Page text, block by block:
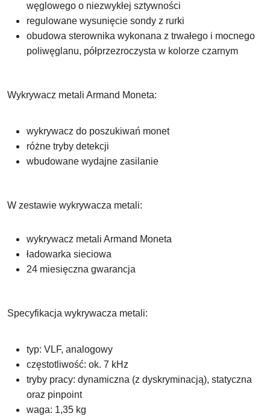
węglowego o niezwykłej sztywności
regulowane wysunięcie sondy z rurki
obudowa sterownika wykonana z trwałego i mocnego
poliwęglanu, półprzezroczysta w kolorze czarnym
Wykrywacz metali Armand Moneta:
wykrywacz do poszukiwań monet
różne tryby detekcji
wbudowane wydajne zasilanie
W zestawie wykrywacza metali:
wykrywacz metali Armand Moneta
ładowarka sieciowa
24 miesięczna gwarancja
Specyfikacja wykrywacza metali:
typ: VLF, analogowy
częstotliwość: ok. 7 kHz
tryby pracy: dynamiczna (z dyskryminacją), statyczna
oraz pinpoint
waga: 1,35 kg